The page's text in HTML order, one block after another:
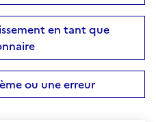
en tant que
ou une erreur